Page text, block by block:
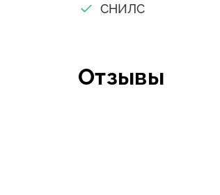
СНИЛС
Отзывы